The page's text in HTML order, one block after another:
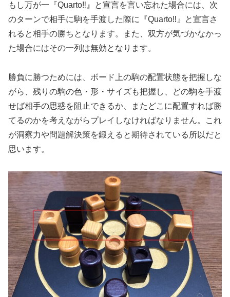
もし万が一『Quarto‼』と宣言を言い忘れた場合には、次
のターンで相手に駒を手渡した際に『Quarto‼』と宣言さ
れると相手の勝ちとなります。また、双方が気づかなかっ
た場合にはその一列は無効となります。
勝負に勝つためには、ボード上の駒の配置状態を把握しな
がら、残りの駒の色・形・サイズも把握し、どの駒を手渡
せば相手の思惑を阻止できるか、またどこに配置すれば勝
てるのかを考えながらプレイしなければなりません。これ
が洞察力や問題解決策を鍛えると期待されている所以だと
思います。